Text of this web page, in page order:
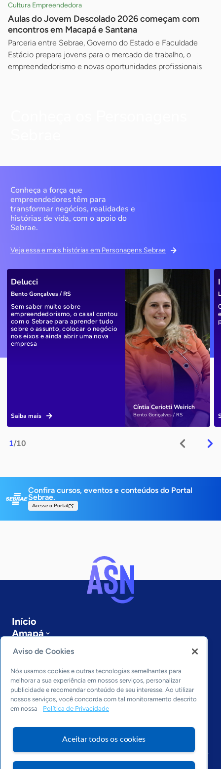
Cultura Empreendedora
Aulas do Jovem Descolado 2026 começam com
encontros em Macapá e Santana
Parceria entre Sebrae, Governo do Estado e Faculdade
Estácio prepara jovens para o mercado de trabalho, o
empreendedorismo e novas oportunidades profissionais
Conheça a força que
empreendedores têm para
transformar negócios, realidades e
histórias de vida, com o apoio do
Sebrae.
Veja essa e mais histórias em Personagens Sebrae
1/10
Cíntia Ceriotti Weirich
Bento Gonçalves / RS
Delucci
Bento Gonçalves / RS
Sem saber muito sobre
empreendedorismo, o casal contou
com o Sebrae para aprender tudo
sobre o assunto, colocar o negócio
nos eixos e ainda abrir uma nova
empresa
Saiba mais
Confira cursos, eventos e conteúdos do Portal
Sebrae.
Acesse o Portal
Início
Amapá
Sobre a ASN
Últimas notícias
Entre em contato
Editorias
Economia & Política
Inovação & Tecnologia
Cultura empreendedora
Arquivo
Aviso de Cookies
Nós usamos cookies e outras tecnologias semelhantes para
melhorar a sua experiência em nossos serviços, personalizar
publicidade e recomendar conteúdo de seu interesse. Ao utilizar
nossos serviços, você concorda com tal monitoramento descrito
em nossa
Política de Privacidade
Aceitar todos os cookies